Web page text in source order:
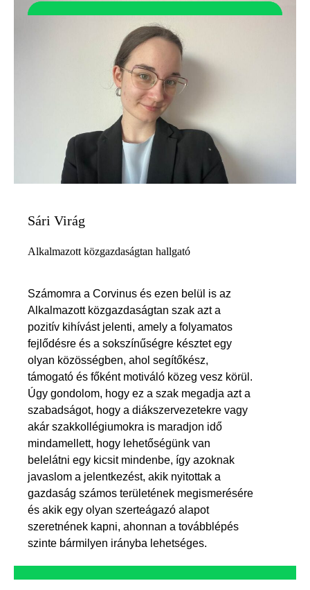
Sári Virág
Alkalmazott közgazdaságtan hallgató
Számomra a Corvinus és ezen belül is az
Alkalmazott közgazdaságtan szak azt a
pozitív kihívást jelenti, amely a folyamatos
fejlődésre és a sokszínűségre késztet egy
olyan közösségben, ahol segítőkész,
támogató és főként motiváló közeg vesz körül.
Úgy gondolom, hogy ez a szak megadja azt a
szabadságot, hogy a diákszervezetekre vagy
akár szakkollégiumokra is maradjon idő
mindamellett, hogy lehetőségünk van
belelátni egy kicsit mindenbe, így azoknak
javaslom a jelentkezést, akik nyitottak a
gazdaság számos területének megismerésére
és akik egy olyan szerteágazó alapot
szeretnének kapni, ahonnan a továbblépés
szinte bármilyen irányba lehetséges.